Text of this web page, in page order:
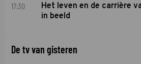
17:30
Het leven en de carrière
in beeld
De tv van gisteren